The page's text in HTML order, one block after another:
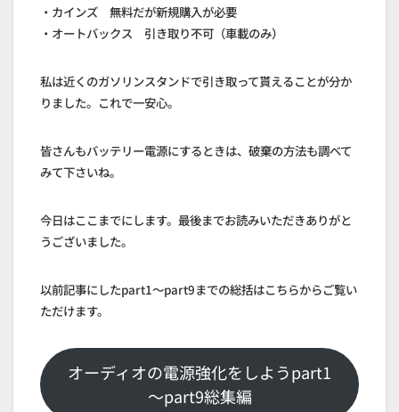
・カインズ 無料だが新規購入が必要
・オートバックス 引き取り不可（車載のみ）
私は近くのガソリンスタンドで引き取って貰えることが分か
りました。これで一安心。
皆さんもバッテリー電源にするときは、破棄の方法も調べて
みて下さいね。
今日はここまでにします。最後までお読みいただきありがと
うございました。
以前記事にしたpart1～part9までの総括はこちらからご覧い
ただけます。
オーディオの電源強化をしようpart1
～part9総集編